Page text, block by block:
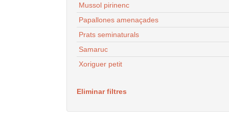
Mussol pirinenc
Papallones amenaçades
Prats seminaturals
Samaruc
Xoriguer petit
Eliminar filtres